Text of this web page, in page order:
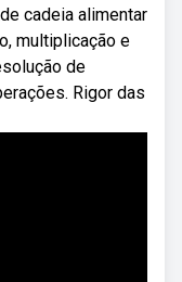
cadeia alimentar
multiplicação e
de
Rigor das